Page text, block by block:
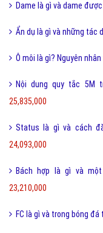
Dame là gì và dame
Ẩn dụ là gì và những tác
Ô môi là gì? Nguyên
Nội dung quy tắc 5M
25,835,000
Status là gì và cách
24,093,000
Bách hợp là gì và
23,210,000
FC là gì và trong bóng đá